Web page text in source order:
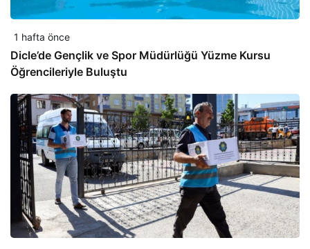
1 hafta önce
Dicle’de Gençlik ve Spor Müdürlüğü Yüzme Kursu
Öğrencileriyle Buluştu